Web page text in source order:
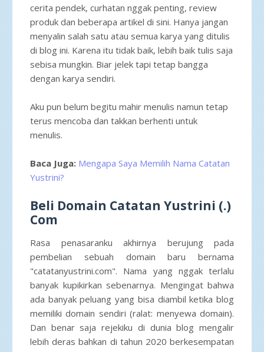
cerita pendek, curhatan nggak penting, review
produk dan beberapa artikel di sini. Hanya jangan
menyalin salah satu atau semua karya yang ditulis
di blog ini. Karena itu tidak baik, lebih baik tulis saja
sebisa mungkin. Biar jelek tapi tetap bangga
dengan karya sendiri.
Aku pun belum begitu mahir menulis namun tetap
terus mencoba dan takkan berhenti untuk
menulis.
Baca Juga: Mengapa Saya Memilih Nama Catatan
Yustrini?
Beli Domain Catatan Yustrini (.)
Com
Rasa penasaranku akhirnya berujung pada
pembelian sebuah domain baru bernama
"catatanyustrini.com". Nama yang nggak terlalu
banyak kupikirkan sebenarnya. Mengingat bahwa
ada banyak peluang yang bisa diambil ketika blog
memiliki domain sendiri (ralat: menyewa domain).
Dan benar saja rejekiku di dunia blog mengalir
lebih deras bahkan di tahun 2020 berkesempatan